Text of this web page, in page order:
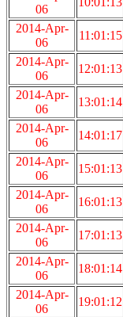
06
2014-Apr-
06
11:01:15
2014-Apr-
06
12:01:13
2014-Apr-
06
13:01:14
2014-Apr-
06
14:01:17
2014-Apr-
06
15:01:13
2014-Apr-
06
16:01:13
2014-Apr-
06
17:01:13
2014-Apr-
06
18:01:14
2014-Apr-
06
19:01:12